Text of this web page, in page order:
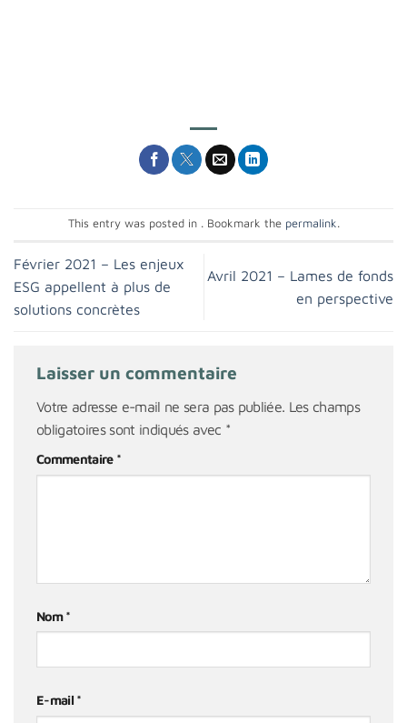
This entry was posted in . Bookmark the permalink.
Février 2021 – Les enjeux
ESG appellent à plus de
solutions concrètes
Avril 2021 – Lames de fonds
en perspective
Laisser un commentaire
Votre adresse e-mail ne sera pas publiée. Les champs
obligatoires sont indiqués avec *
Commentaire *
Nom*
E-mail *